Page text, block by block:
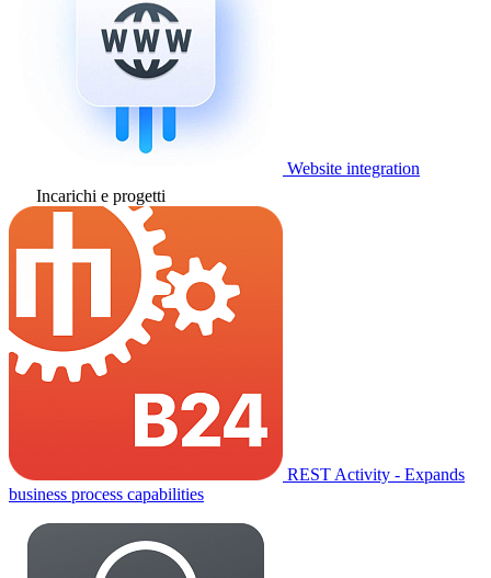
Website integration
Incarichi e progetti
REST Activity - Expands
business process capabilities